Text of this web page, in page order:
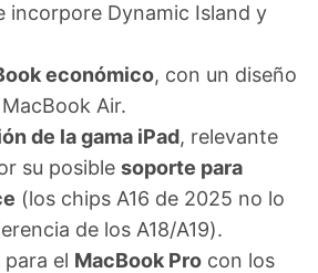
incorpore Dynamic Island y
económico, con un diseño
Air.
de la gama iPad, relevante
su posible soporte para
(los chips A16 de 2025 no lo
de los A18/A19).
el MacBook Pro con los